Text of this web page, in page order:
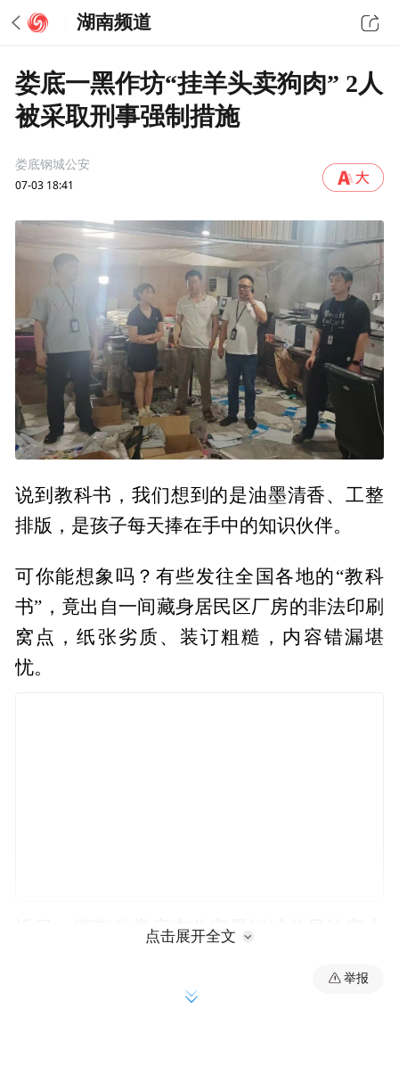
湖南频道
娄底一黑作坊“挂羊头卖狗肉” 2人
被采取刑事强制措施
娄底钢城公安
07-03 18:41
说到教科书，我们想到的是油墨清香、工整
排版，是孩子每天捧在手中的知识伙伴。
可你能想象吗？有些发往全国各地的“教科
书”，竟出自一间藏身居民区厂房的非法印刷
窝点，纸张劣质、装订粗糙，内容错漏堪
忧。
近日，湖南省娄底市公安局钢城分局治安大
存在制售盗版教材的窝点。民警立即组织警
点击展开全文
举报